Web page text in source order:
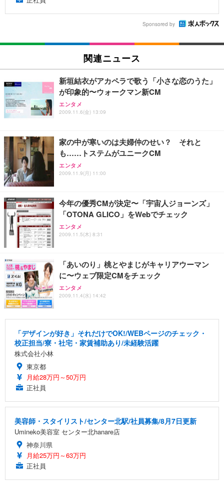
Sponsored by
関連ニュース
新垣結衣がアカペラで歌う「小さな恋のうた」
が印象的〜ウォークマン新CM
エンタメ
2009.11.6(金) 13:09
家の中が寒いのは夫婦仲のせい？ それと
も……トステムがユニークCM
エンタメ
2009.11.9(月) 11:00
今年の優秀CMが決定〜「宇宙人ジョーンズ」
「OTONA GLICO」をWebでチェック
エンタメ
2009.11.5(木) 8:31
「あいのり」桃とやまじがキャリアウーマン
に〜ウェブ限定CMをチェック
エンタメ
2009.11.4(水) 14:42
「デザインが好き」それだけでOK!/WEBページのチェック・
校正担当/寮・社宅・家賃補助あり/未経験活躍
株式会社小林
東京都
月給28万円～50万円
正社員
美容師・スタイリスト/センター北駅/社員募集/8月7日更新
Umineko美容室 センター北hanare店
神奈川県
月給25万円～63万円
正社員